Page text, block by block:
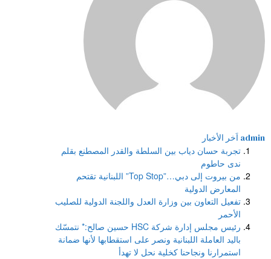
admin اَخر الأخبار
تجربة حسان دياب بين السلطة والقدر المصطنع بقلم
ندى حاطوم
من بيروت إلى دبي…”Top Stop” اللبنانية تقتحم
المعارض الدولية
تفعيل التعاون بين وزارة العدل واللجنة الدولية للصليب
الأحمر
رئيس مجلس إدارة شركة HSC حسين صالح:* نتمسّك
باليد العاملة اللبنانية ونصر على استقطابها لأنها ضمانة
استمرارنا ونجاحنا كخلية نحل لا تهدأ